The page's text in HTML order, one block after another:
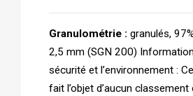
Granulométrie : granulés,
2,5 mm (SGN 200)
sécurité et l’environnement :
fait l’objet d’aucun